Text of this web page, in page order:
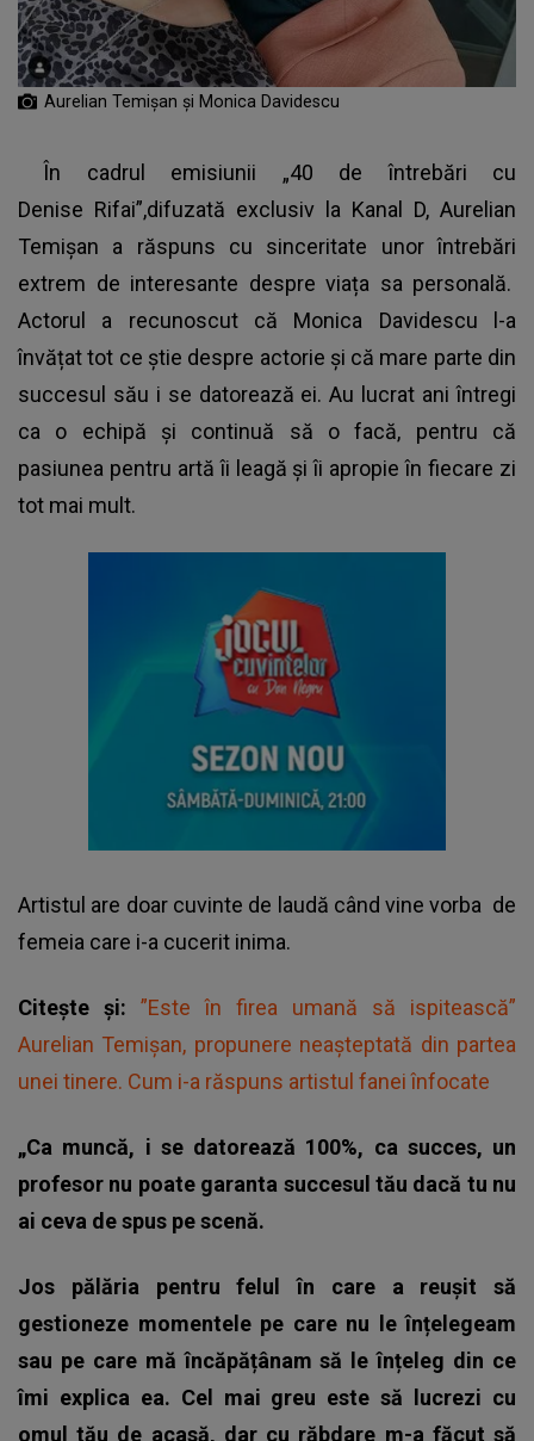
Aurelian Temișan și Monica Davidescu
În cadrul emisiunii „40 de întrebări cu
Denise Rifai”,difuzată exclusiv la Kanal D, Aurelian
Temișan a răspuns cu sinceritate unor întrebări
extrem de interesante despre viața sa personală.
Actorul a recunoscut că Monica Davidescu l-a
învățat tot ce știe despre actorie și că mare parte din
succesul său i se datorează ei. Au lucrat ani întregi
ca o echipă și continuă să o facă, pentru că
pasiunea pentru artă îi leagă și îi apropie în fiecare zi
tot mai mult.
Artistul are doar cuvinte de laudă când vine vorba de
femeia care i-a cucerit inima.
Citește și: ”Este în firea umană să ispitească”
Aurelian Temișan, propunere neașteptată din partea
unei tinere. Cum i-a răspuns artistul fanei înfocate
„Ca muncă, i se datorează 100%, ca succes, un
profesor nu poate garanta succesul tău dacă tu nu
ai ceva de spus pe scenă.
Jos pălăria pentru felul în care a reușit să
gestioneze momentele pe care nu le înțelegeam
sau pe care mă încăpățânam să le înțeleg din ce
îmi explica ea. Cel mai greu este să lucrezi cu
omul tău de acasă, dar cu răbdare m-a făcut să